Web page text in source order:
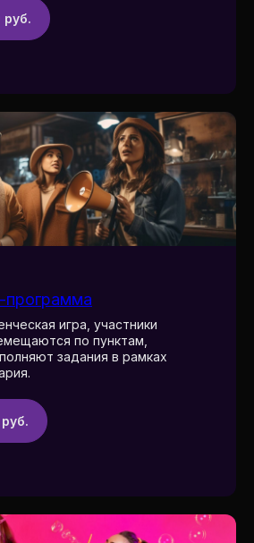
игра, участники
по пунктам,
задания в рамках